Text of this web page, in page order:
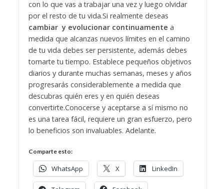
con lo que vas a trabajar una vez y luego olvidar
por el resto de tu vida.Si realmente deseas
cambiar y evolucionar continuamente a
medida que alcanzas nuevos límites en el camino
de tu vida debes ser persistente, además debes
tomarte tu tiempo. Establece pequeños objetivos
diarios y durante muchas semanas, meses y años
progresarás considerablemente a medida que
descubras quién eres y en quién deseas
convertirte.Conocerse y aceptarse a sí mismo no
es una tarea fácil, requiere un gran esfuerzo, pero
lo beneficios son invaluables. Adelante.
Comparte esto:
WhatsApp X LinkedIn